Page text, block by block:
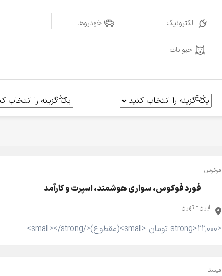
الکترونیک خودروها
حیوانات
نوع مکان
فوکوس
فورد فوکوس، سواری هوشمند، اسپرت و کارآمد
ایران - تهران
<strong>22,000 تومان <small>(مقطوع)</small></strong>
فیستا